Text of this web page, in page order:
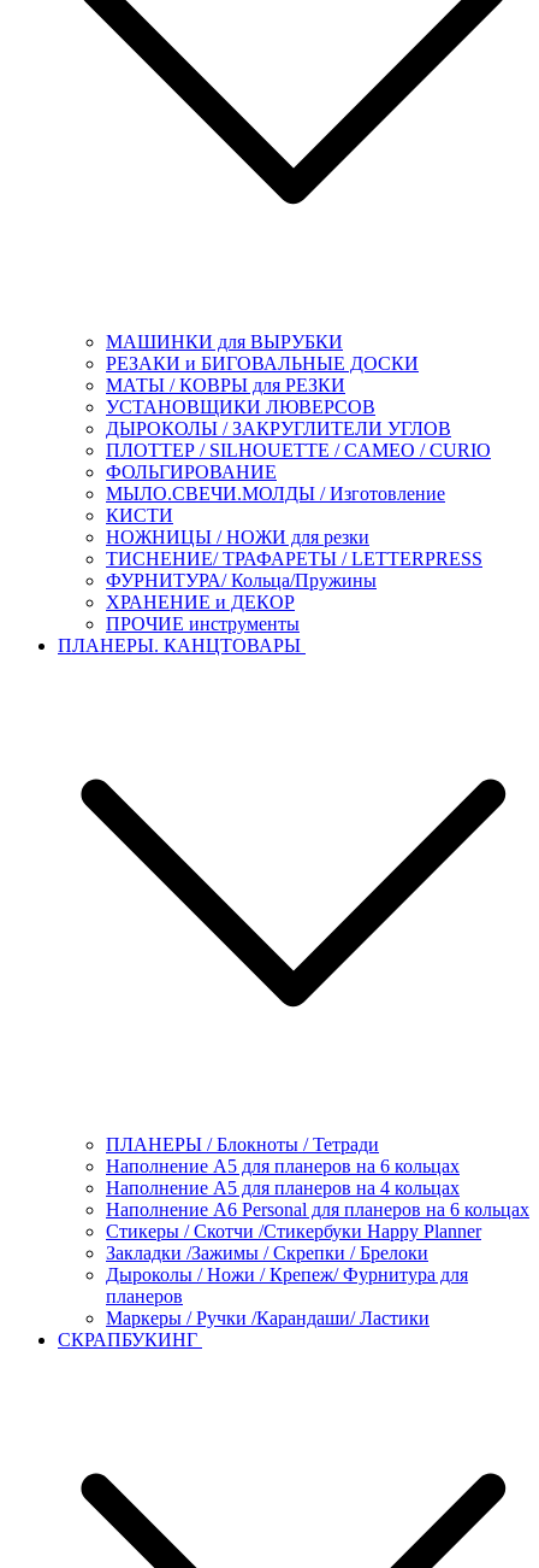
МАШИНКИ для ВЫРУБКИ
РЕЗАКИ и БИГОВАЛЬНЫЕ ДОСКИ
МАТЫ / КОВРЫ для РЕЗКИ
УСТАНОВЩИКИ ЛЮВЕРСОВ
ДЫРОКОЛЫ / ЗАКРУГЛИТЕЛИ УГЛОВ
ПЛОТТЕР / SILHOUETTE / CAMEO / CURIO
ФОЛЬГИРОВАНИЕ
МЫЛО.СВЕЧИ.МОЛДЫ / Изготовление
КИСТИ
НОЖНИЦЫ / НОЖИ для резки
ТИСНЕНИЕ/ ТРАФАРЕТЫ / LETTERPRESS
ФУРНИТУРА/ Кольца/Пружины
ХРАНЕНИЕ и ДЕКОР
ПРОЧИЕ инструменты
ПЛАНЕРЫ. КАНЦТОВАРЫ
ПЛАНЕРЫ / Блокноты / Тетради
Наполнение А5 для планеров на 6 кольцах
Наполнение А5 для планеров на 4 кольцах
Наполнение А6 Personal для планеров на 6 кольцах
Стикеры / Скотчи /Стикербуки Happy Planner
Закладки /Зажимы / Скрепки / Брелоки
Дыроколы / Ножи / Крепеж/ Фурнитура для
планеров
Маркеры / Ручки /Карандаши/ Ластики
СКРАПБУКИНГ